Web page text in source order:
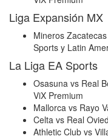
Liga Expansión MX
Mineros
Sports y Latin
La Liga EA Sports
Osasuna vs Real
ViX Premium
Mallorca vs Rayo
Celta vs Real
Athletic Club vs